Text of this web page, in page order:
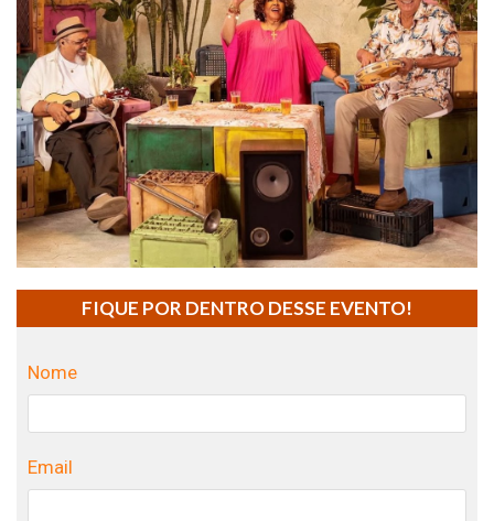
FIQUE POR DENTRO DESSE EVENTO!
Nome
Email